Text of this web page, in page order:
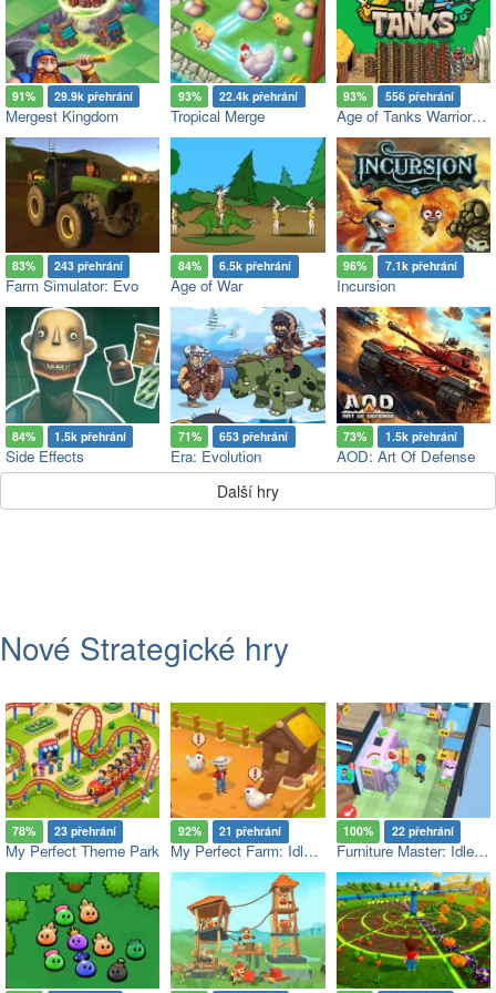
91% 29.9k přehrání
Mergest Kingdom
93% 22.4k přehrání
Tropical Merge
93% 556 přehrání
Age of Tanks Warriors: TD War
83% 243 přehrání
Farm Simulator: Evo
84% 6.5k přehrání
Age of War
96% 7.1k přehrání
Incursion
84% 1.5k přehrání
Side Effects
71% 653 přehrání
Era: Evolution
73% 1.5k přehrání
AOD: Art Of Defense
Další hry
Nové Strategické hry
78% 23 přehrání
My Perfect Theme Park
92% 21 přehrání
My Perfect Farm: Idle Tycoon
100% 22 přehrání
Furniture Master: Idle Tycoon